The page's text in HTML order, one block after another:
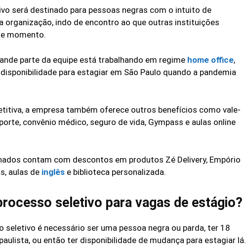
será destinado para pessoas negras com o intuito de
organização, indo de encontro ao que outras instituições
momento.
parte da equipe está trabalhando em regime home office,
para estagiar em São Paulo quando a pandemia
a empresa também oferece outros benefícios como vale-
convênio médico, seguro de vida, Gympass e aulas online
contam com descontos em produtos Zé Delivery, Empório
aulas de inglês e biblioteca personalizada.
seletivo para vagas de estágio?
seletivo é necessário ser uma pessoa negra ou parda, ter 18
ou então ter disponibilidade de mudança para estagiar lá.